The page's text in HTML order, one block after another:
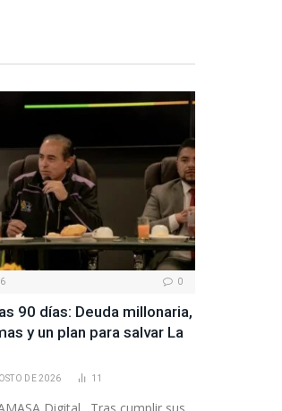
0
90 días: Deuda millonaria,
y un plan para salvar La
DE 2026 11